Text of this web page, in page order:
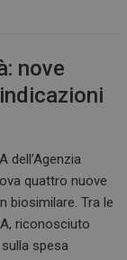
nove
dell’Agenzia
quattro nuove
biosimilare. Tra le
riconosciuto
spesa